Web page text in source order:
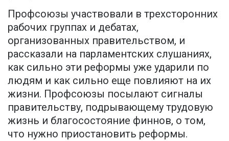
Профсоюзы участвовали в трехсторонних
рабочих группах и дебатах,
организованных правительством, и
рассказали на парламентских слушаниях,
как сильно эти реформы уже ударили по
людям и как сильно еще повлияют на их
жизни. Профсоюзы посылают сигналы
правительству, подрывающему трудовую
жизнь и благосостояние финнов, о том,
что нужно приостановить реформы.